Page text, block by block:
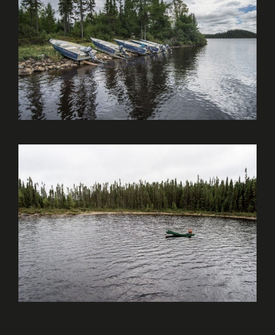
LOCATION D’EMBARCATIONS
CUEILLETTE, BAIGNADE ET
RANDONNÉE